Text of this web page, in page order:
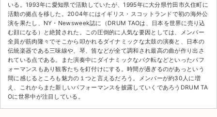
サイト情報
いる。1993年に愛知県で活動していたが、1995年に大分県竹田市久住町に
活動の拠点を移した。2004年にはイギリス・スコットランドで初の海外公
演を果たし、NY・Newsweek誌に（DRUM TAOは、日本を世界に売り込
む顔になる）と絶賛された。この圧倒的に人気な要因としては、メンバー
全員が筋肉隆々でそこから叩かれるダイナミックな太鼓の演奏と、日本の
伝統楽器である三味線や、琴、笛などが全て調和され最高の曲が作り出さ
れている点である。また演奏中にダイナミックなバク転などといったパフ
ォーマンスもあり観客たちを釘付けにする。時間が過ぎるのがあっという
間に感じるところも魅力の１つと言えるだろう。メンバーが約30人に増
え、これからまた新しいパフォーマンスを披露していくであろうDRUM TA
Oに世界中が注目している。